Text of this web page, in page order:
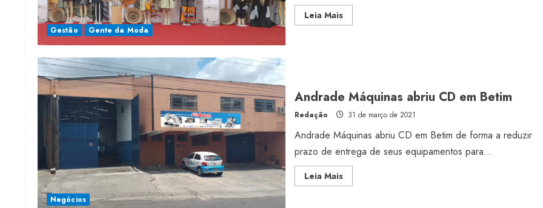
Gestão Gente da Moda
Leia MaisRead
more
Negócios
Andrade Máquinas abriu CD em Betim
Redação 31 de março de 2021
Andrade Máquinas abriu CD em Betim de forma a reduzir
prazo de entrega de seus equipamentos para...
Leia MaisRead
more